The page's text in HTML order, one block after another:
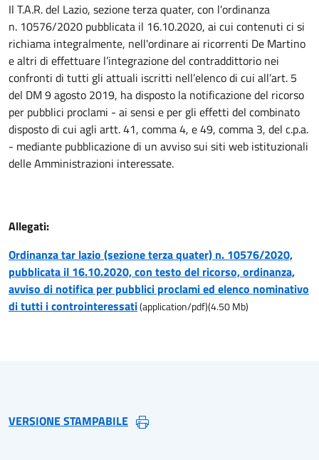
Il T.A.R. del Lazio, sezione terza quater, con l'ordinanza
n. 10576/2020 pubblicata il 16.10.2020, ai cui contenuti ci si
richiama integralmente, nell'ordinare ai ricorrenti De Martino
e altri di effettuare l’integrazione del contraddittorio nei
confronti di tutti gli attuali iscritti nell’elenco di cui all’art. 5
del DM 9 agosto 2019, ha disposto la notificazione del ricorso
per pubblici proclami - ai sensi e per gli effetti del combinato
disposto di cui agli artt. 41, comma 4, e 49, comma 3, del c.p.a.
- mediante pubblicazione di un avviso sui siti web istituzionali
delle Amministrazioni interessate.
Allegati:
Ordinanza tar lazio (sezione terza quater) n. 10576/2020,
pubblicata il 16.10.2020, con testo del ricorso, ordinanza,
avviso di notifica per pubblici proclami ed elenco nominativo
di tutti i controinteressati(application/pdf)(4.50Mb)
VERSIONE STAMPABILE